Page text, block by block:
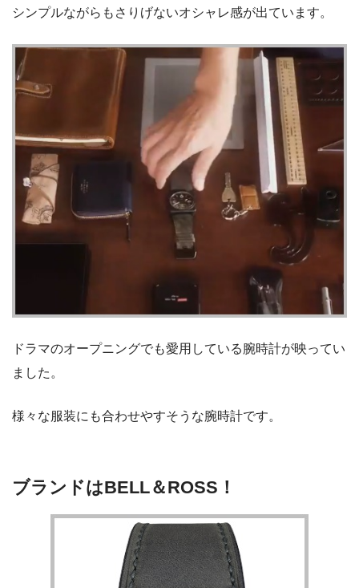
シンプルながらもさりげないオシャレ感が出ています。
ドラマのオープニングでも愛用している腕時計が映ってい
ました。
様々な服装にも合わせやすそうな腕時計です。
ブランドはBELL＆ROSS！